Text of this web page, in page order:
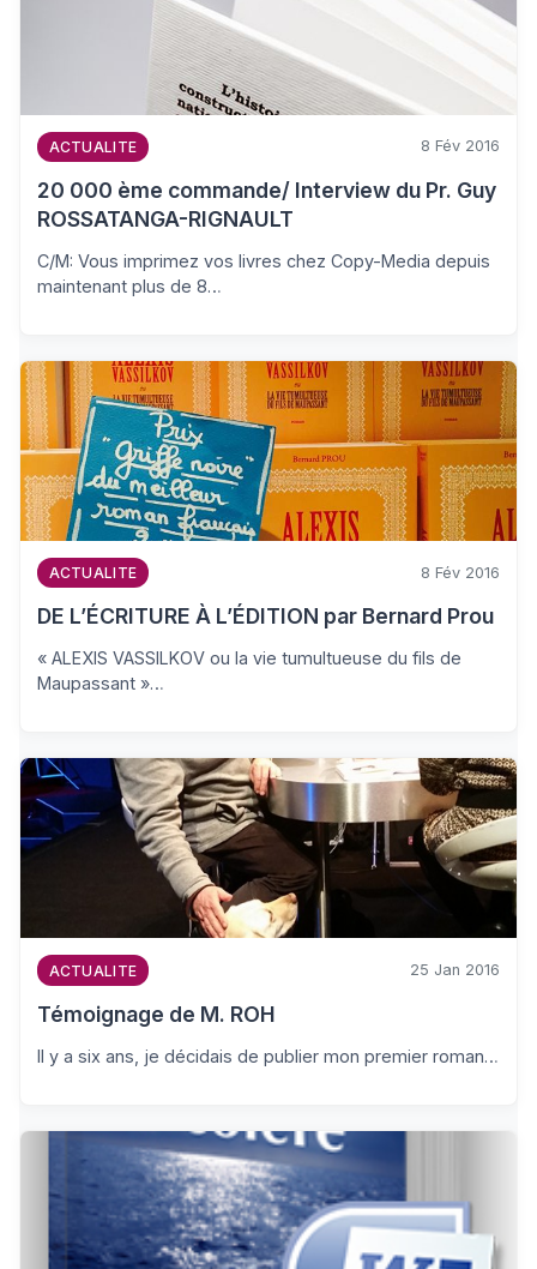
ACTUALITE 8 Fév 2016
20 000 ème commande/ Interview du Pr. Guy
ROSSATANGA-RIGNAULT
C/M: Vous imprimez vos livres chez Copy-Media depuis
maintenant plus de 8…
ACTUALITE 8 Fév 2016
DE L’ÉCRITURE À L’ÉDITION par Bernard Prou
« ALEXIS VASSILKOV ou la vie tumultueuse du fils de
Maupassant »…
ACTUALITE 25 Jan 2016
Témoignage de M. ROH
Il y a six ans, je décidais de publier mon premier roman…